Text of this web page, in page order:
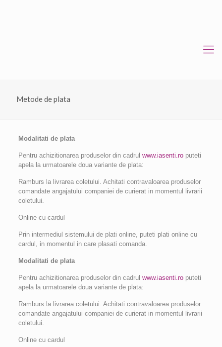
Metode de plata
Modalitati de plata
Pentru achizitionarea produselor din cadrul www.iasenti.roputeti
apela la urmatoarele doua variante de plata:
Ramburs la livrarea coletului. Achitati contravaloarea produselor
comandate angajatului companiei de curierat in momentul livrarii
coletului.
Online cu cardul
Prin intermediul sistemului de plati online, puteti plati online cu
cardul, in momentul in care plasati comanda.
Modalitati de plata
Pentru achizitionarea produselor din cadrul www.iasenti.roputeti
apela la urmatoarele doua variante de plata:
Ramburs la livrarea coletului. Achitati contravaloarea produselor
comandate angajatului companiei de curierat in momentul livrarii
coletului.
Online cu cardul